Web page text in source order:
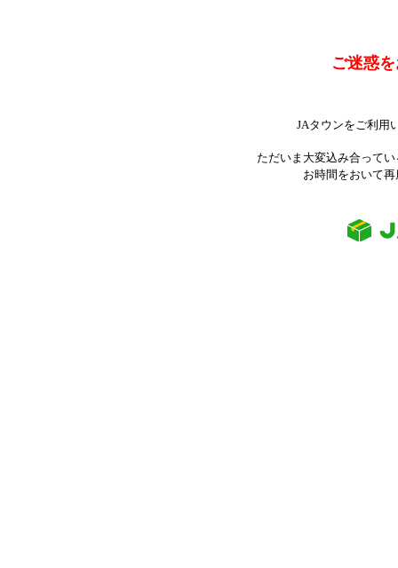
ご迷惑
JAタウンをご利用
ただいま大変込み合って
お時間をおいて